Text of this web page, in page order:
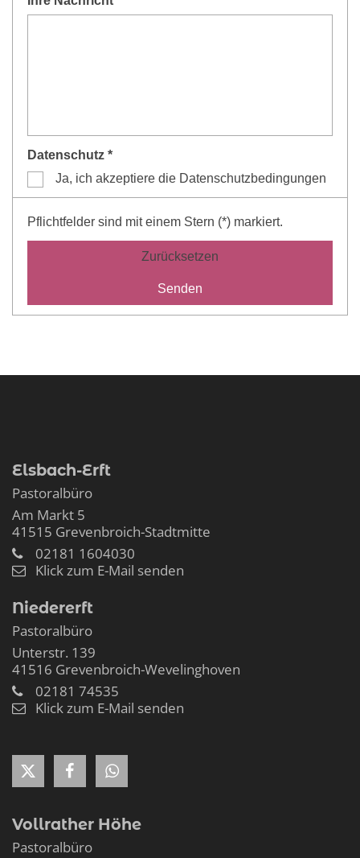
Datenschutz *
Ja, ich akzeptiere die Datenschutzbedingungen
Pflichtfelder sind mit einem Stern (*) markiert.
Zurücksetzen
Elsbach-Erft
Pastoralbüro
Am Markt 5
41515 Grevenbroich-Stadtmitte
02181 1604030
Klick zum E-Mail senden
Niedererft
Pastoralbüro
Unterstr. 139
41516 Grevenbroich-Wevelinghoven
02181 74535
Klick zum E-Mail senden
Vollrather Höhe
Pastoralbüro